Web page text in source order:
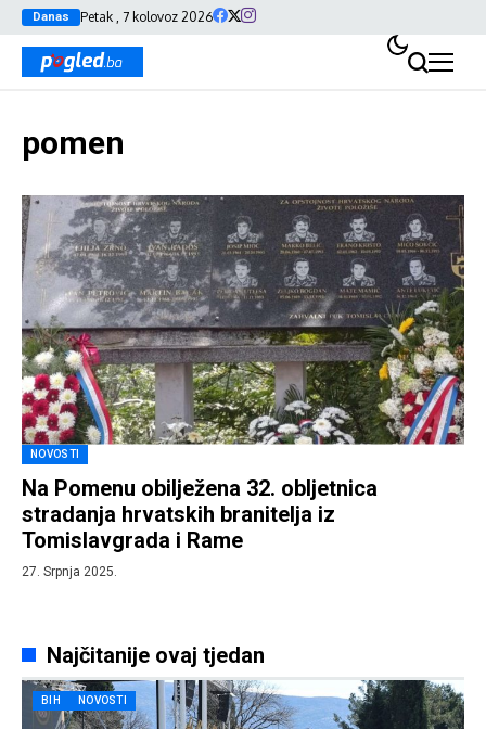
Danas Petak , 7 kolovoz 2026
pomen
NOVOSTI
Na Pomenu obilježena 32. obljetnica
stradanja hrvatskih branitelja iz
Tomislavgrada i Rame
27. Srpnja 2025.
Najčitanije ovaj tjedan
BIH NOVOSTI